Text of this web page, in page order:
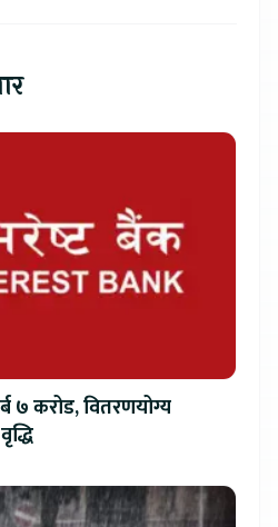
७ करोड, वितरणयोग्य